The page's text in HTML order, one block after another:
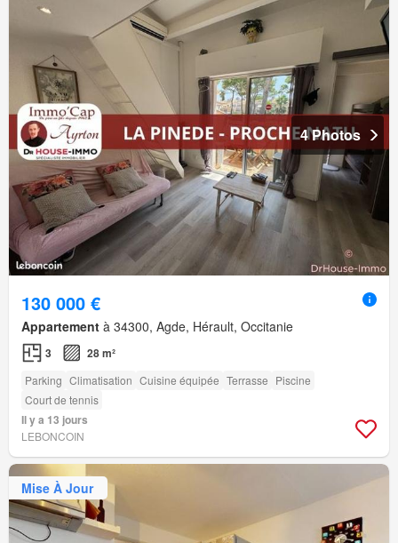
4 Photos
130 000 €
Appartement à 34300, Agde, Hérault, Occitanie
3 28 m²
Parking Climatisation Cuisine équipée Terrasse Piscine
Court de tennis
Il y a 13 jours
LEBONCOIN
Mise À Jour